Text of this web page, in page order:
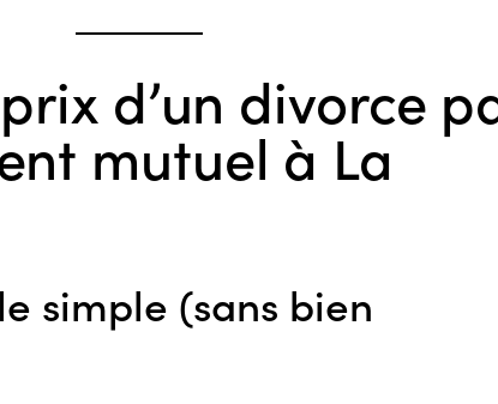
d’un divorce
mutuel à La
simple (sans bien